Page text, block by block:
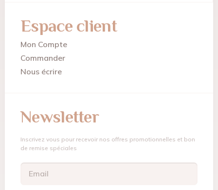
Espace client
Mon Compte
Commander
Nous écrire
Newsletter
Inscrivez vous pour recevoir nos offres promotionnelles et bon
de remise spéciales